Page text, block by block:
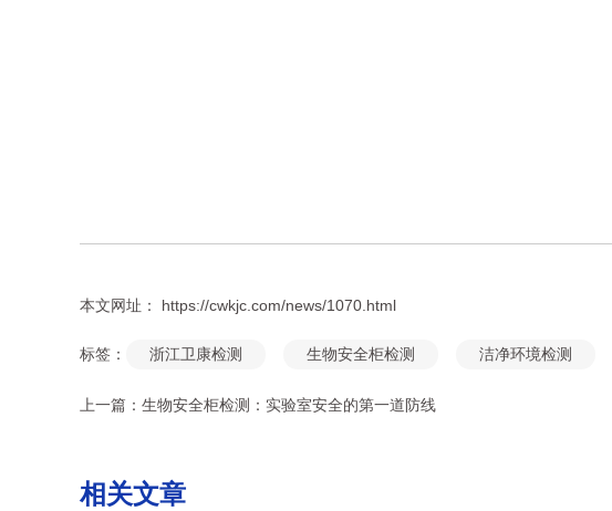
本文网址： https://cwkjc.com/news/1070.html
标签： 浙江卫康检测 生物安全柜检测 洁净环境检测
上一篇： 生物安全柜检测：实验室安全的第一道防线
相关文章